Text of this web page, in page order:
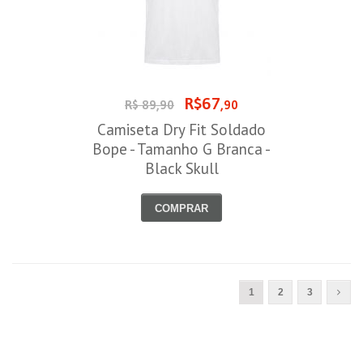
R$ 89,90 R$67,90
Camiseta Dry Fit Soldado
Bope - Tamanho G Branca -
Black Skull
COMPRAR
1 2 3